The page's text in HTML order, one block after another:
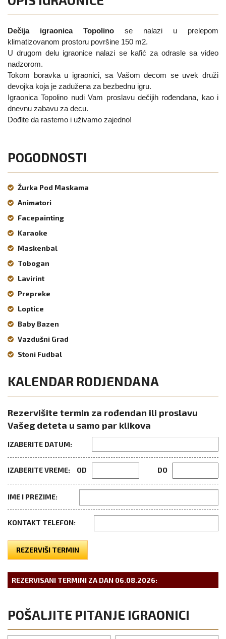
Dečija igraonica Topolino se nalazi u prelepom
klimatizovanom prostoru površine 150 m2.
U drugom delu igraonice nalazi se kafić za odrasle sa video
nadzorom.
Tokom boravka u igraonici, sa Vašom decom se uvek druži
devojka koja je zadužena za bezbednu igru.
Igraonica Topolino nudi Vam proslavu dečijih rođendana, kao i
dnevnu zabavu za decu.
Dođite da rastemo i uživamo zajedno!
POGODNOSTI
Žurka Pod Maskama
Animatori
Facepainting
Karaoke
Maskenbal
Tobogan
Lavirint
Prepreke
Loptice
Baby Bazen
Vazdušni Grad
Stoni Fudbal
KALENDAR RODJENDANA
Rezervišite termin za rođendan ili proslavu
Vašeg deteta u samo par klikova
IZABERITE DATUM:
IZABERITE VREME: OD DO
IME I PREZIME:
KONTAKT TELEFON:
REZERVIŠI TERMIN
REZERVISANI TERMINI ZA DAN 06.08.2026:
POŠALJITE PITANJE IGRAONICI